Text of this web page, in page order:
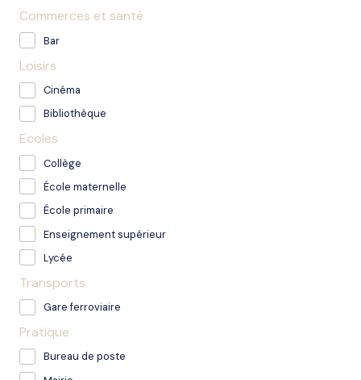
Commerces et santé
Bar
Loisirs
Cinéma
Bibliothèque
Ecoles
Collège
École maternelle
École primaire
Enseignement supérieur
Lycée
Transports
Gare ferroviaire
Pratique
Bureau de poste